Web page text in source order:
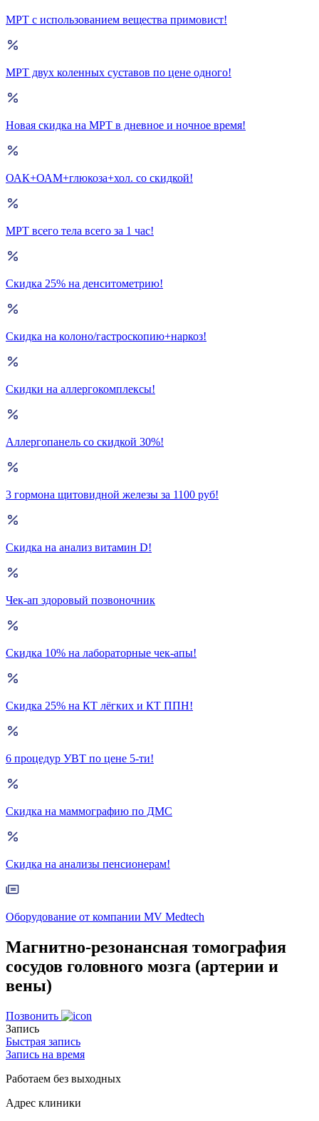
МРТ с использованием вещества примовист!
МРТ двух коленных суставов по цене одного!
Новая скидка на МРТ в дневное и ночное время!
ОАК+ОАМ+глюкоза+хол. со скидкой!
МРТ всего тела всего за 1 час!
Скидка 25% на денситометрию!
Скидка на колоно/гастроскопию+наркоз!
Скидки на аллергокомплексы!
Аллергопанель со скидкой 30%!
3 гормона щитовидной железы за 1100 руб!
Скидка на анализ витамин D!
Чек-ап здоровый позвоночник
Скидка 10% на лабораторные чек-апы!
Скидка 25% на КТ лёгких и КТ ППН!
6 процедур УВТ по цене 5-ти!
Скидка на маммографию по ДМС
Скидка на анализы пенсионерам!
Оборудование от компании MV Medtech
Магнитно-резонансная томография
сосудов головного мозга (артерии и
вены)
Позвонить
Запись
Быстрая запись
Запись на время
Работаем без выходных
Адрес клиники